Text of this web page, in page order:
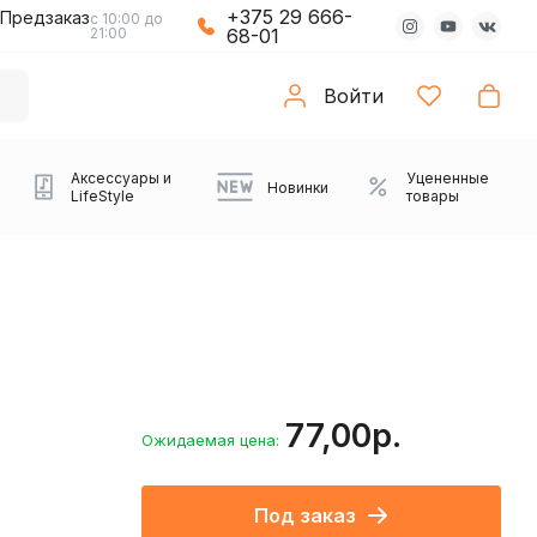
Предзаказс 10:00 до
21:00
+375 29 666-
68-01
Войти
Саундбары
Аксессуары и
LifeStyle
Новинки
Уцененные
товары
Ожидаемая цена: 77,00р.
Под заказ